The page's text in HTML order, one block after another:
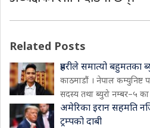
Related Posts
प्रहरीले समात्यो बहुमतका
काठमाडौं । नेपाल कम्युनिष्ट
सदस्य तथा ब्युरो नम्बर–५ का
अमेरिका इरान सहमति
ट्रम्पको दाबी